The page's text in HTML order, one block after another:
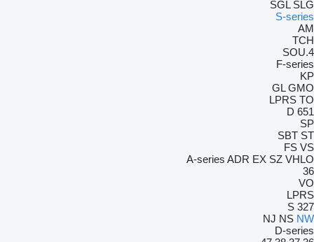
SGL SLG
S-series
AM
TCH
4.SOU
F-series
KP
GL GMO
LPRS TO
D 651
SP
SBT ST
FS VS
A-series ADR EX SZ VHLO
36
VO
LPRS
S 327
NJ NS NW
D-series